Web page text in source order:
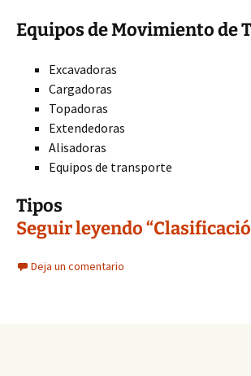
Equipos de Movimiento de
Excavadoras
Cargadoras
Topadoras
Extendedoras
Alisadoras
Equipos de transporte
Tipos
Seguir leyendo
Deja un comentario